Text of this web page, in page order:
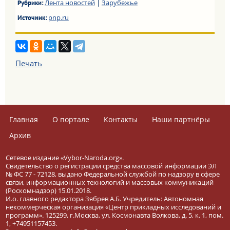
Рубрики:Лента новостей| Зарубежье
Источник:pnp.ru
Печать
Главная О портале Контакты
Наши партнёры
Архив
Сетевое издание «Vybor-Naroda.org».
Свидетельство о регистрации средства массовой информации ЭЛ
№ ФС 77 - 72128, выдано Федеральной службой по надзору в сфере
связи, информационных технологий и массовых коммуникаций
(Роскомнадзор) 15.01.2018.
И.о. главного редактора Зябрев А.Б. Учредитель: Автономная
некоммерческая организация «Центр прикладных исследований и
программ». 125299, г.Москва, ул. Космонавта Волкова, д. 5, к. 1, пом.
1, +74951157453.